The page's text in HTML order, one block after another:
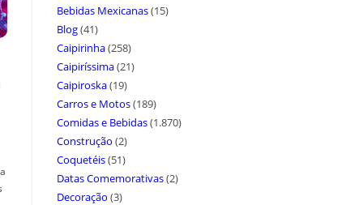
Bebidas Mexicanas(15)
Blog(41)
Caipirinha(258)
Caipiríssima(21)
Caipiroska(19)
Carros e Motos(189)
Comidas e Bebidas(1.870)
Construção (2)
Coquetéis(51)
Datas Comemorativas(2)
Decoração (3)